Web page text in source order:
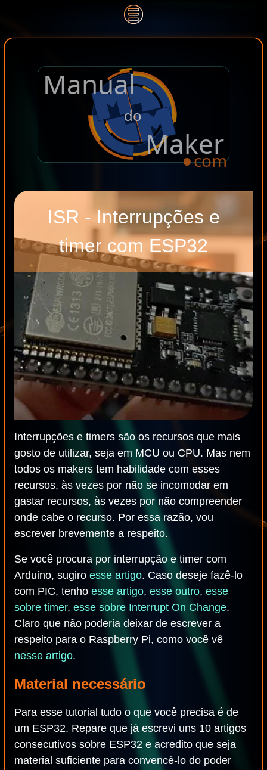
Manual
do
Maker
.com
ISR - Interrupções e
timer com ESP32
Interrupções e timers são os recursos que mais
gosto de utilizar, seja em MCU ou CPU. Mas nem
todos os makers tem habilidade com esses
recursos, às vezes por não se incomodar em
gastar recursos, às vezes por não compreender
onde cabe o recurso. Por essa razão, vou
escrever brevemente a respeito.
Se você procura por interrupção e timer com
Arduino, sugiro esse artigo. Caso deseje fazê-lo
com PIC, tenho esse artigo, esse outro, esse
sobre timer, esse sobre Interrupt On Change.
Claro que não poderia deixar de escrever a
respeito para o Raspberry Pi, como você vê
nesse artigo.
Material necessário
Para esse tutorial tudo o que você precisa é de
um ESP32. Repare que já escrevi uns 10 artigos
consecutivos sobre ESP32 e acredito que seja
material suficiente para convencê-lo do poder